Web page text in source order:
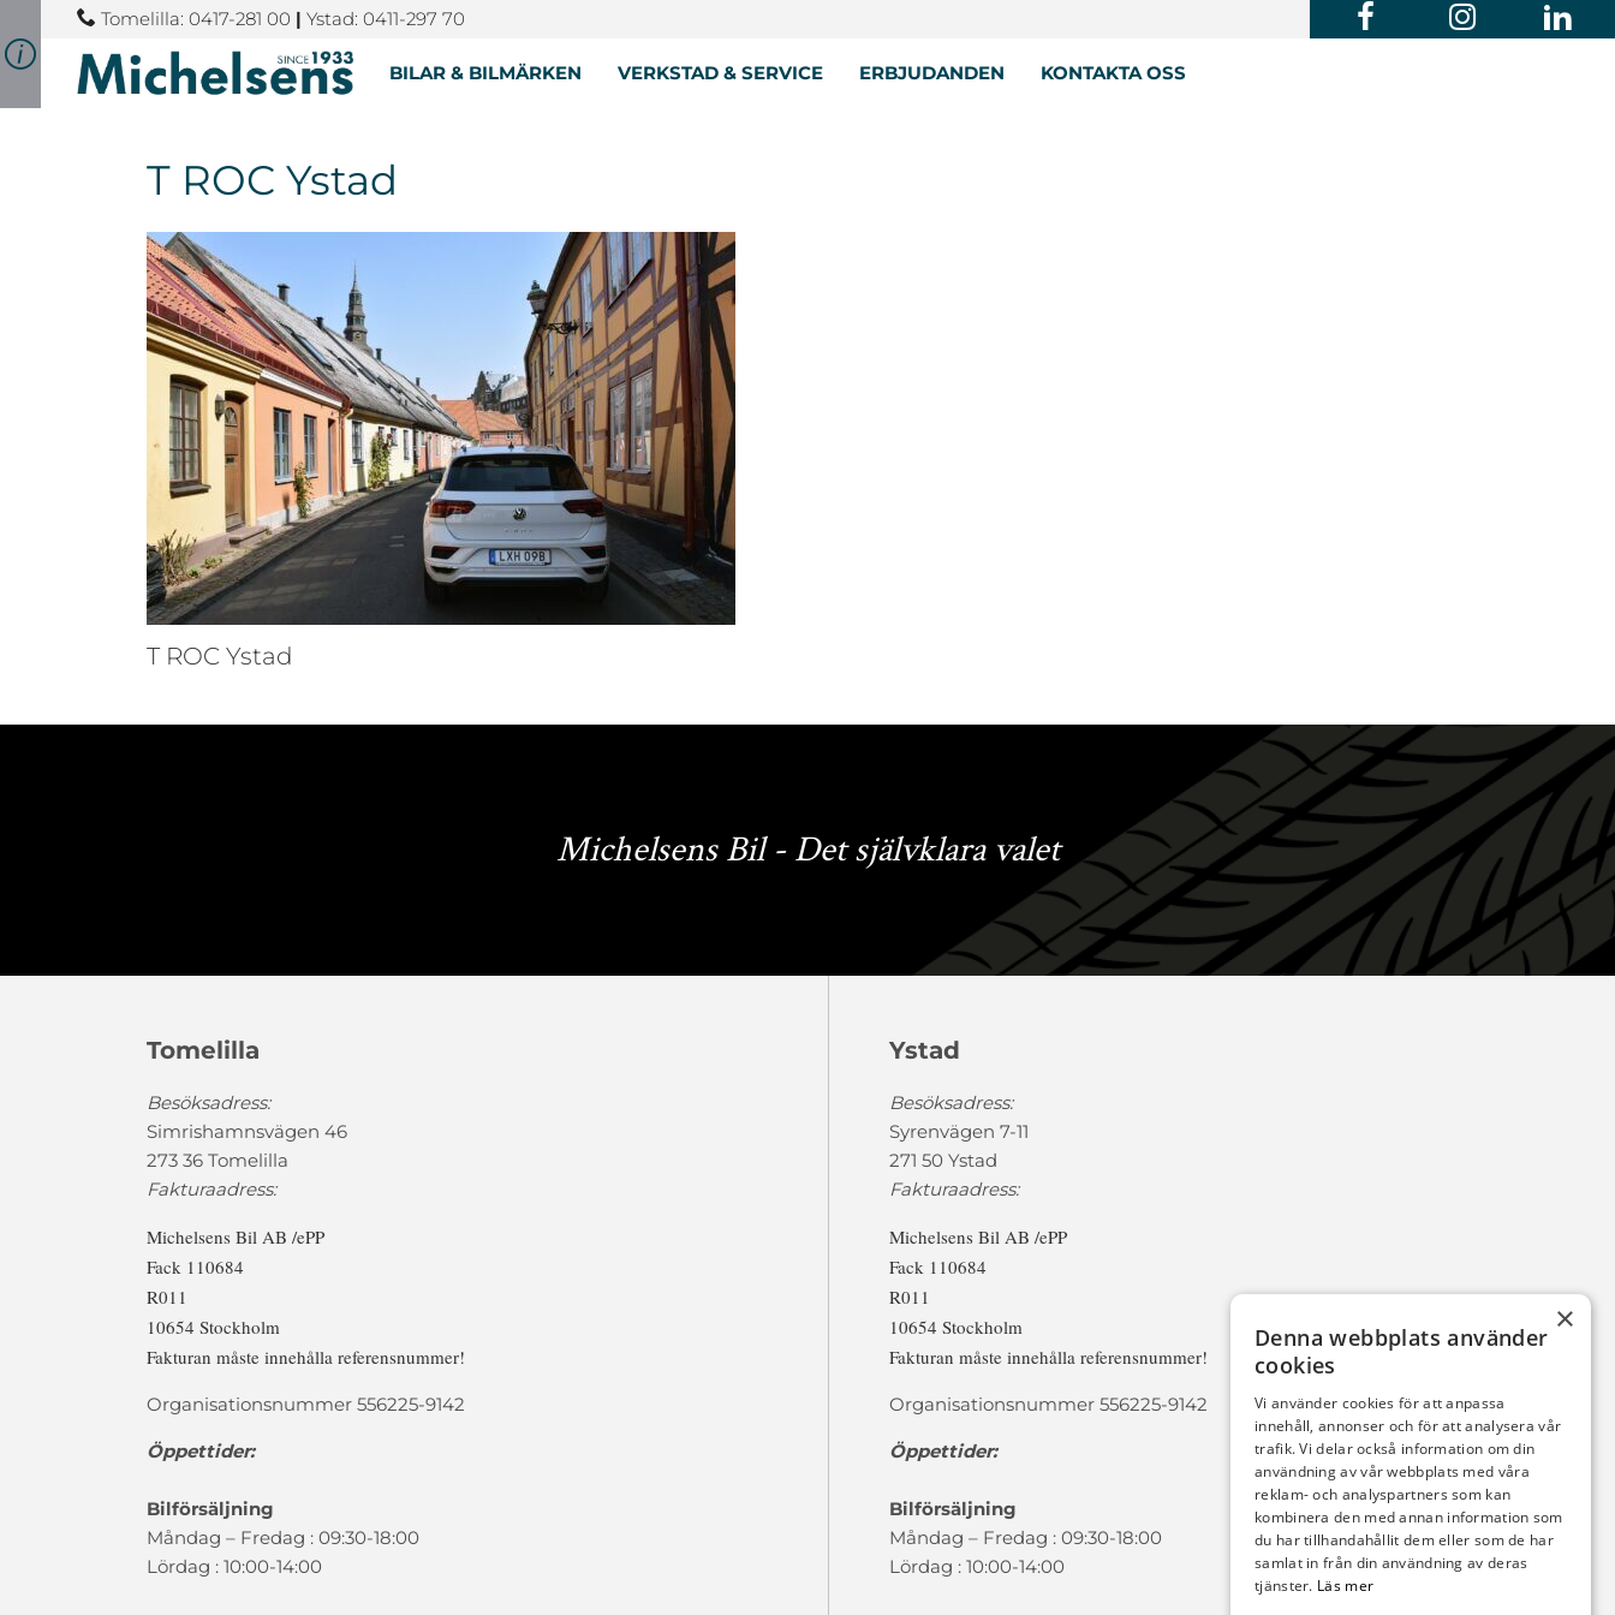
Tomelilla: 0417-281 00 | Ystad: 0411-297 70
BILAR & BILMÄRKEN VERKSTAD & SERVICE ERBJUDANDEN KONTAKTA OSS
T ROC Ystad
T ROC Ystad
Michelsens Bil - Det självklara valet
Tomelilla
Besöksadress:
Simrishamnsvägen 46
273 36 Tomelilla
Fakturaadress:
Michelsens Bil AB /ePP
Fack 110684
R011
10654 Stockholm
Fakturan måste innehålla referensnummer!
Organisationsnummer 556225-9142
Öppettider:
Bilförsäljning
Måndag – Fredag : 09:30-18:00
Lördag : 10:00-14:00
Ystad
Besöksadress:
Syrenvägen 7-11
271 50 Ystad
Fakturaadress:
Michelsens Bil AB /ePP
Fack 110684
R011
10654 Stockholm
Fakturan måste innehålla referensnummer!
Organisationsnummer 556225-9142
Öppettider:
Bilförsäljning
Måndag – Fredag : 09:30-18:00
Lördag : 10:00-14:00
×
Denna webbplats använder
cookies
Vi använder cookies för att anpassa
innehåll, annonser och för att analysera vår
trafik. Vi delar också information om din
användning av vår webbplats med våra
reklam- och analyspartners som kan
kombinera den med annan information som
du har tillhandahållit dem eller som de har
samlat in från din användning av deras
tjänster. Läs mer